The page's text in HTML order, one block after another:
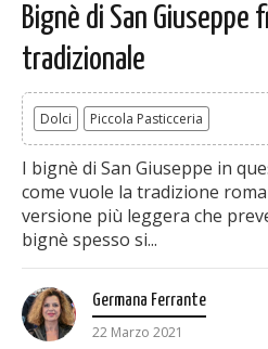
Bignè di San
tradizionale
Dolci Piccola Pasticceria
I bignè di San Giuseppe in
come vuole la tradizione
versione più leggera che
bignè spesso si...
Germana Ferrante
22 Marzo 2021